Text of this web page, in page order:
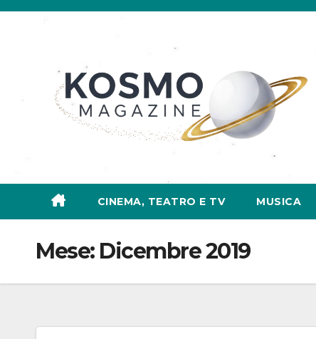
Salta
CINEMA, TEATRO E TV MUSICA
Mese: Dicembre 2019